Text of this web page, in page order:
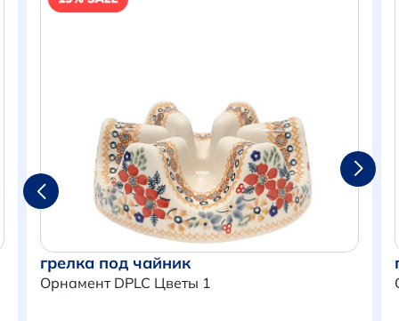
грелка под чайник
Орнамент DPLC Цветы 1